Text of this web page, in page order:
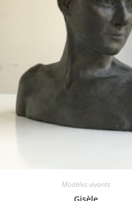
Modèles vivants